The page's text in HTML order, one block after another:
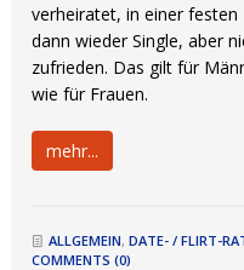
verheiratet, in einer festen
dann wieder Single, aber
zufrieden. Das gilt für
wie für Frauen.
mehr...
ALLGEMEIN,DATE- / FLIRT-
COMMENTS (0)